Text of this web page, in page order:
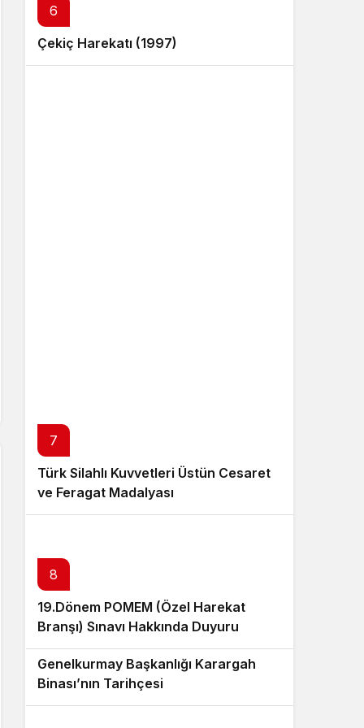
6
Çekiç Harekatı (1997)
7
Türk Silahlı Kuvvetleri Üstün Cesaret
ve Feragat Madalyası
8
19.Dönem POMEM (Özel Harekat
Branşı) Sınavı Hakkında Duyuru
9
Genelkurmay Başkanlığı Karargah
Binası’nın Tarihçesi